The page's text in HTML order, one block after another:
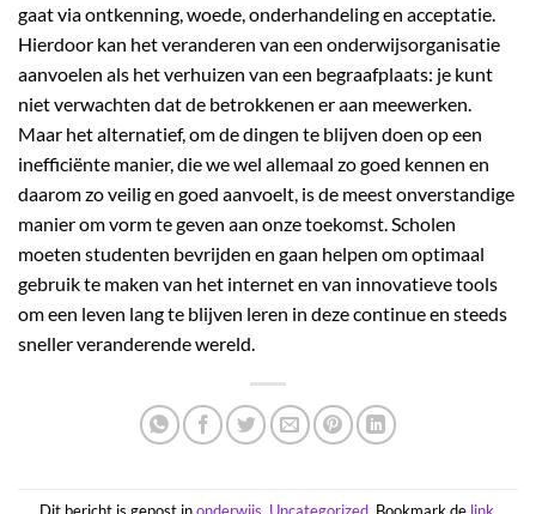
gaat via ontkenning, woede, onderhandeling en acceptatie.
Hierdoor kan het veranderen van een onderwijsorganisatie
aanvoelen als het verhuizen van een begraafplaats: je kunt
niet verwachten dat de betrokkenen er aan meewerken.
Maar het alternatief, om de dingen te blijven doen op een
inefficiënte manier, die we wel allemaal zo goed kennen en
daarom zo veilig en goed aanvoelt, is de meest onverstandige
manier om vorm te geven aan onze toekomst. Scholen
moeten studenten bevrijden en gaan helpen om optimaal
gebruik te maken van het internet en van innovatieve tools
om een leven lang te blijven leren in deze continue en steeds
sneller veranderende wereld.